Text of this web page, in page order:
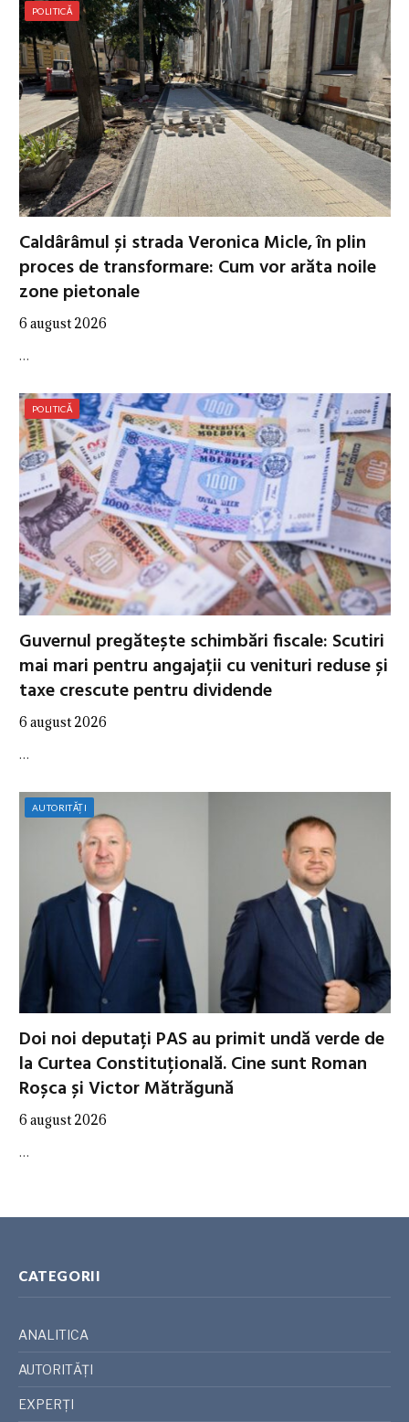
POLITICĂ
Caldârâmul și strada Veronica Micle, în plin
proces de transformare: Cum vor arăta noile
zone pietonale
6 august 2026
…
POLITICĂ
Guvernul pregătește schimbări fiscale: Scutiri
mai mari pentru angajații cu venituri reduse și
taxe crescute pentru dividende
6 august 2026
…
AUTORITĂȚI
Doi noi deputați PAS au primit undă verde de
la Curtea Constituțională. Cine sunt Roman
Roșca și Victor Mătrăgună
6 august 2026
…
CATEGORII
ANALITICA
AUTORITĂȚI
EXPERȚI